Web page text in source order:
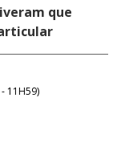
que
11H59)